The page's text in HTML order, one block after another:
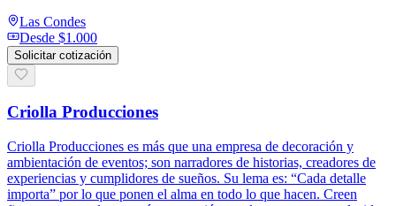
Las Condes
Desde $1.000
Solicitar cotización
Criolla Producciones
Criolla Producciones es más que una empresa de decoración y
ambientación de eventos; son narradores de historias, creadores de
experiencias y cumplidores de sueños. Su lema es: “Cada detalle
importa” por lo que ponen el alma en todo lo que hacen. Creen